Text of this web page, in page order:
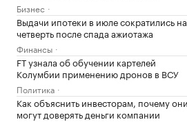
Бизнес
Выдачи ипотеки в июле сократились на
четверть после спада ажиотажа
Финансы
FT узнала об обучении картелей
Колумбии применению дронов в ВСУ
Политика
Как объяснить инвесторам, почему они
могут доверять деньги компании